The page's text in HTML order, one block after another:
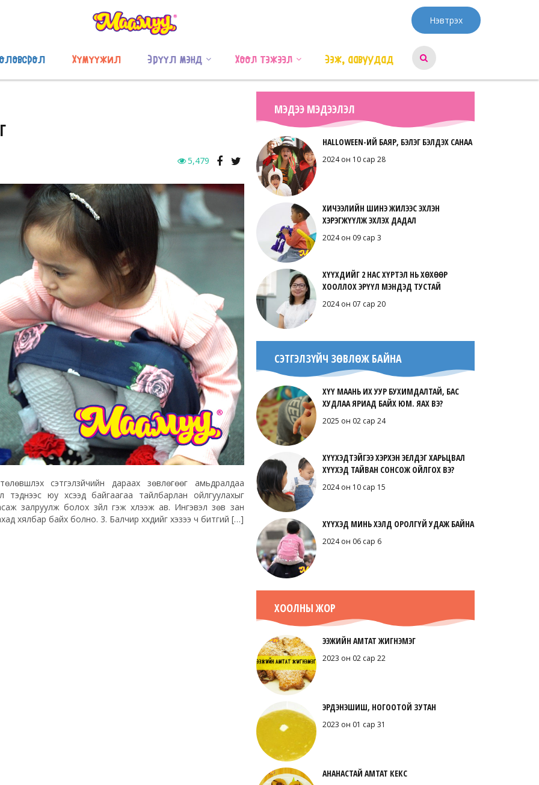
Нэвтрэх
Хүмүүжил Эрүүл мэнд Хоол тэжээл Ээж, аавуудад
5,479
сэтгэлзүйчийн дараах зөвлөгөөг амьдралдаа
тэднээс юу хүсээд байгаагаа тайлбарлан ойлгуулахыг
залруулж болох зүйл гэж хүлээж ав. Ингэвэл зөв зан
хялбар байх болно. 3. Балчир хүүхдийг хэзээ ч битгий […]
МЭДЭЭ МЭДЭЭЛЭЛ
HALLOWEEN-ИЙ БАЯР, БЭЛЭГ БЭЛДЭХ САНАА
2024 он 10 сар 28
ХИЧЭЭЛИЙН ШИНЭ ЖИЛЭЭС ЭХЛЭН
ХЭРЭГЖҮҮЛЖ ЭХЛЭХ ДАДАЛ
2024 он 09 сар 3
ХҮҮХДИЙГ 2 НАС ХҮРТЭЛ НЬ ХӨХӨӨР
ХООЛЛОХ ЭРҮҮЛ МЭНДЭД ТУСТАЙ
2024 он 07 сар 20
СЭТГЭЛЗҮЙЧ ЗӨВЛӨЖ БАЙНА
ХҮҮ МААНЬ ИХ УУР БУХИМДАЛТАЙ, БАС
ХУДЛАА ЯРИАД БАЙХ ЮМ. ЯАХ ВЭ?
2025 он 02 сар 24
ХҮҮХЭДТЭЙГЭЭ ХЭРХЭН ЭЕЛДЭГ ХАРЬЦВАЛ
ХҮҮХЭД ТАЙВАН СОНСОЖ ОЙЛГОХ ВЭ?
2024 он 10 сар 15
ХҮҮХЭД МИНЬ ХЭЛД ОРОЛГҮЙ УДАЖ БАЙНА
2024 он 06 сар 6
ХООЛНЫ ЖОР
ЭЭЖИЙН АМТАТ ЖИГНЭМЭГ
2023 он 02 сар 22
ЭРДЭНЭШИШ, НОГООТОЙ ЗУТАН
2023 он 01 сар 31
АНАНАСТАЙ АМТАТ КЕКС